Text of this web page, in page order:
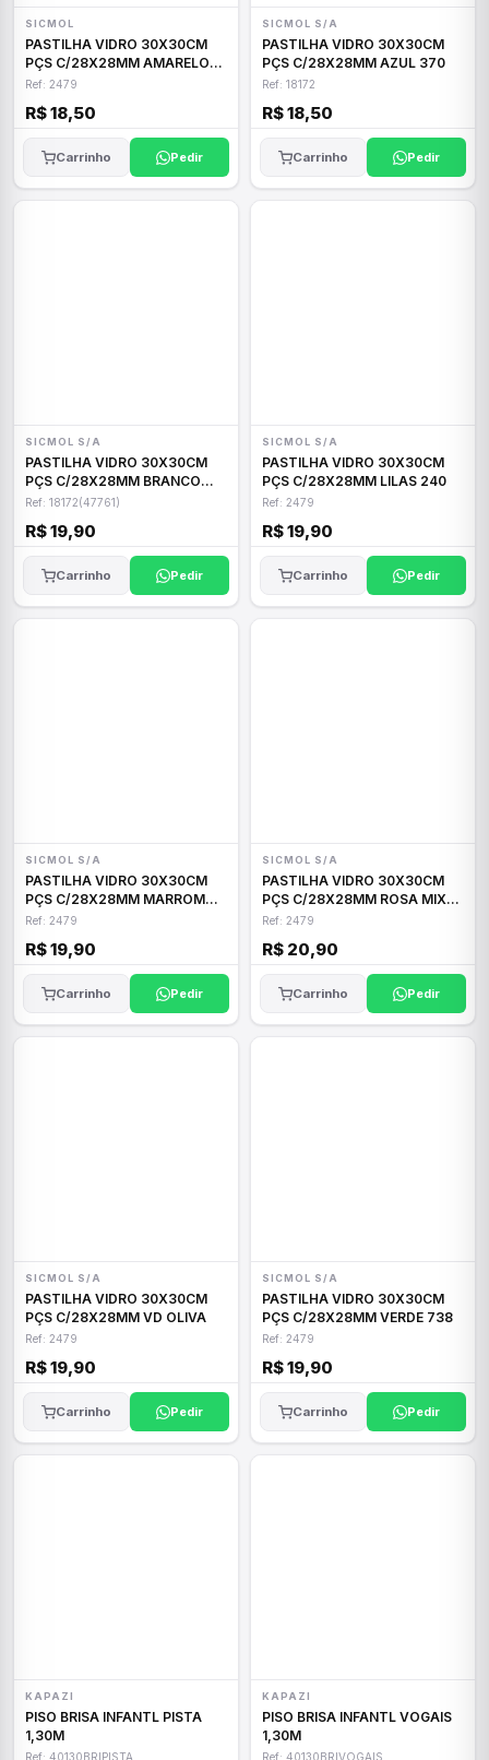
SICMOL
PASTILHA VIDRO 30X30CM
PÇS C/28X28MM AMARELO
849
Ref: 2479
R$ 18,50
Carrinho Pedir
SICMOL S/A
PASTILHA VIDRO 30X30CM
PÇS C/28X28MM AZUL 370
Ref: 18172
R$ 18,50
Carrinho Pedir
SICMOL S/A
PASTILHA VIDRO 30X30CM
PÇS C/28X28MM BRANCO
955
Ref: 18172(47761)
R$ 19,90
Carrinho Pedir
SICMOL S/A
PASTILHA VIDRO 30X30CM
PÇS C/28X28MM LILAS 240
Ref: 2479
R$ 19,90
Carrinho Pedir
SICMOL S/A
PASTILHA VIDRO 30X30CM
PÇS C/28X28MM MARROM
276
Ref: 2479
R$ 19,90
Carrinho Pedir
SICMOL S/A
PASTILHA VIDRO 30X30CM
PÇS C/28X28MM ROSA MIX
746
Ref: 2479
R$ 20,90
Carrinho Pedir
SICMOL S/A
PASTILHA VIDRO 30X30CM
PÇS C/28X28MM VD OLIVA
Ref: 2479
R$ 19,90
Carrinho Pedir
SICMOL S/A
PASTILHA VIDRO 30X30CM
PÇS C/28X28MM VERDE 738
Ref: 2479
R$ 19,90
Carrinho Pedir
KAPAZI
PISO BRISA INFANTL PISTA
1,30M
Ref: 40130BRIPISTA
KAPAZI
PISO BRISA INFANTL VOGAIS
1,30M
Ref: 40130BRIVOGAIS